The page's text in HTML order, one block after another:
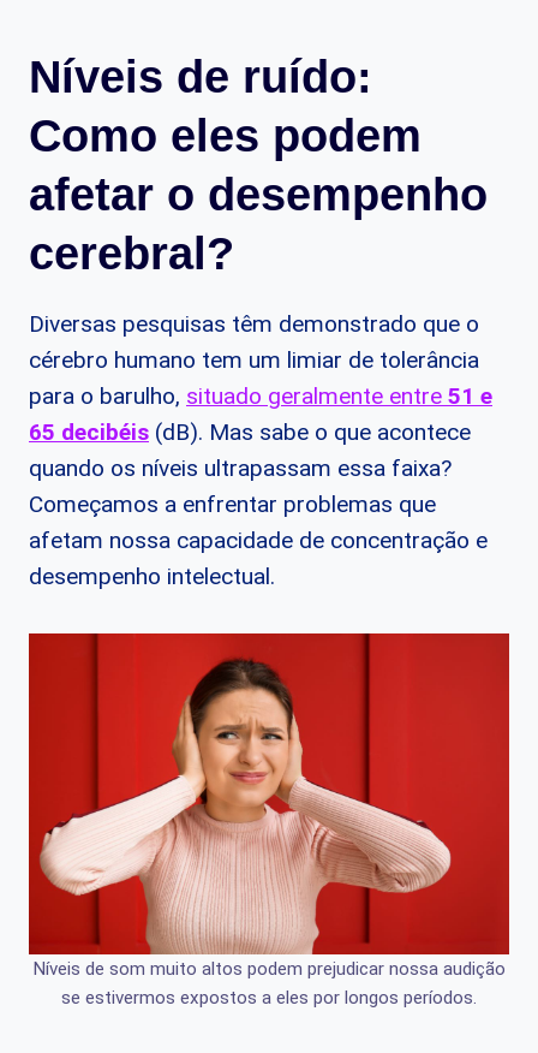
Níveis de ruído:
Como eles podem
afetar o desempenho
cerebral?
Diversas pesquisas têm demonstrado que o
cérebro humano tem um limiar de tolerância
para o barulho, situado geralmente entre 51 e
65 decibéis (dB). Mas sabe o que acontece
quando os níveis ultrapassam essa faixa?
Começamos a enfrentar problemas que
afetam nossa capacidade de concentração e
desempenho intelectual.
Níveis de som muito altos podem prejudicar nossa audição
se estivermos expostos a eles por longos períodos.